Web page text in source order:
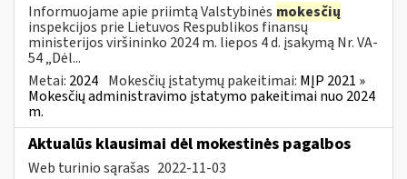
Informuojame apie priimtą Valstybinės mokesčių
inspekcijos prie Lietuvos Respublikos finansų
ministerijos viršininko 2024 m. liepos 4 d. įsakymą Nr. VA-
54 „Dėl...
Metai: 2024 Mokesčių įstatymų pakeitimai: MĮP 2021 »
Mokesčių administravimo įstatymo pakeitimai nuo 2024
m.
Aktualūs klausimai dėl mokestinės pagalbos
Web turinio sąrašas 2022-11-03